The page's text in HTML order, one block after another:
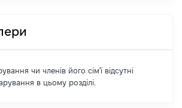
чи членів його сім'ї відсутні
в цьому розділі.